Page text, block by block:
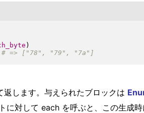
)
します。与えられたブロックは
に対して each を呼ぶと、この生成